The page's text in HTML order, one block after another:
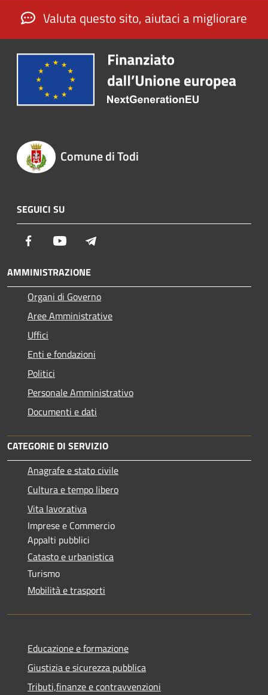
Valuta questo sito, aiutaci a migliorare
Comune di Todi
SEGUICI SU
Facebook Youtube
AMMINISTRAZIONE
Organi di Governo
Aree Amministrative
Uffici
Enti e fondazioni
Politici
Personale Amministrativo
Documenti e dati
CATEGORIE DI SERVIZIO
Anagrafe e stato civile
Cultura e tempo libero
Vita lavorativa
Imprese e Commercio
Appalti pubblici
Catasto e urbanistica
Turismo
Mobilità e trasporti
Educazione e formazione
Giustizia e sicurezza pubblica
Tributi,finanze e contravvenzioni